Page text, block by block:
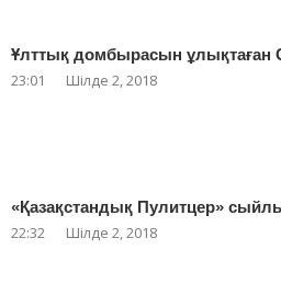
Ұлттық домбырасын ұлықтаған
23:01 Шілде 2, 2018
«Қазақстандық Пулитцер»
22:32 Шілде 2, 2018